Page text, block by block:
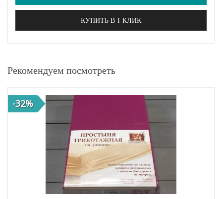
КУПИТЬ В 1 КЛИК
Рекомендуем посмотреть
-32%